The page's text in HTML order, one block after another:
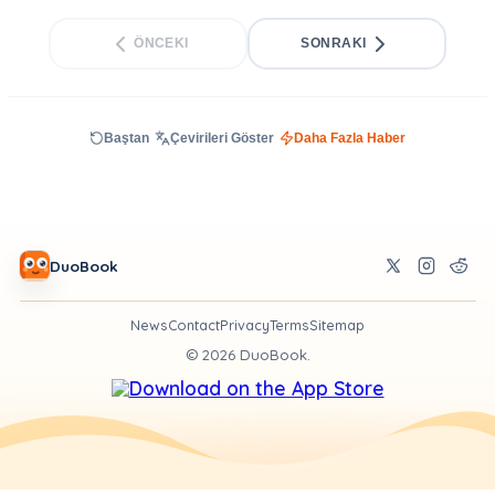
ÖNCEKI SONRAKI
Baştan Çevirileri Göster Daha Fazla Haber
DuoBook
NewsContactPrivacyTermsSitemap
© 2026DuoBook.